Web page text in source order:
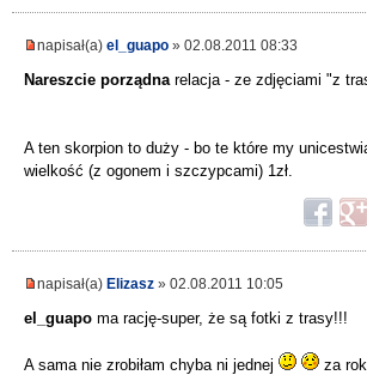
napisał(a) el_guapo » 02.08.2011 08:33
Nareszcie porządnarelacja - ze zdjęciami "z
A ten skorpion to duży - bo te które my
wielkość (z ogonem i szczypcami) 1zł.
napisał(a) Elizasz » 02.08.2011 10:05
el_guapo ma rację-super, że są fotki z trasy!!!
A sama nie zrobiłam chyba ni jednej za